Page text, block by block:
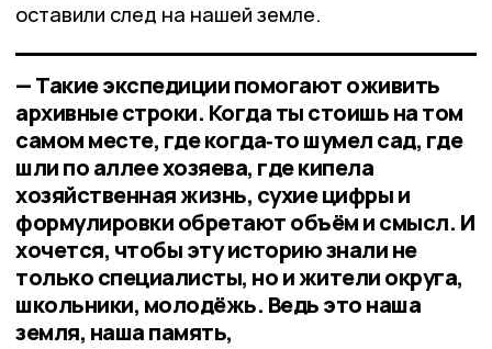
оставили след на нашей земле.
— Такие экспедиции помогают оживить
архивные строки. Когда ты стоишь на том
самом месте, где когда‑то шумел сад, где
шли по аллее хозяева, где кипела
хозяйственная жизнь, сухие цифры и
формулировки обретают объём и смысл. И
хочется, чтобы эту историю знали не
только специалисты, но и жители округа,
школьники, молодёжь. Ведь это наша
земля, наша память,